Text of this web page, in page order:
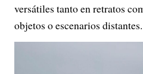
versátiles tanto en retratos
objetos o escenarios distantes.